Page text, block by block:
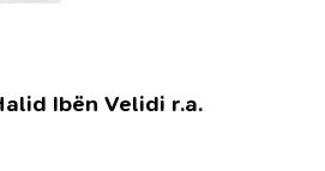
Ibën Velidi r.a.